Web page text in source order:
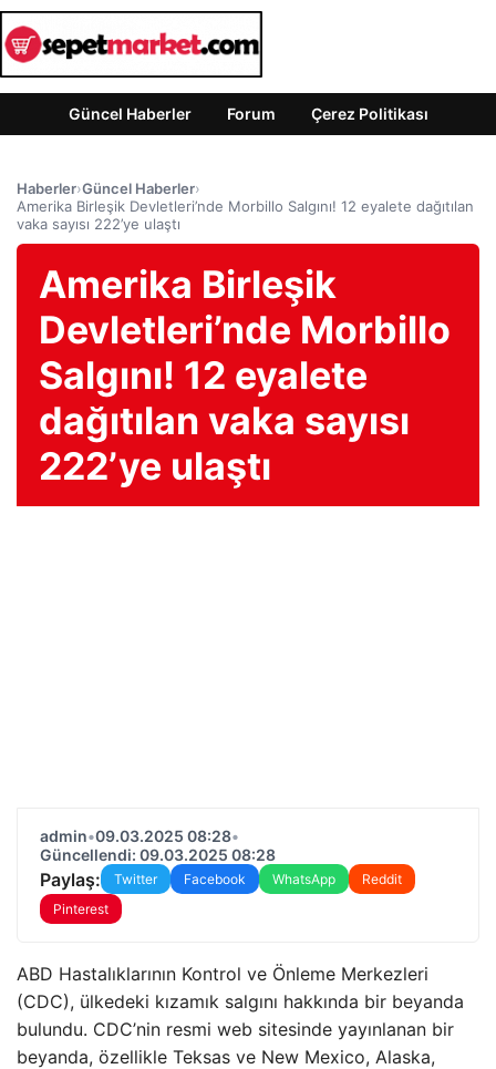
Güncel Haberler Forum Çerez Politikası
Haberler›Güncel Haberler›
Amerika Birleşik Devletleri’nde Morbillo Salgını! 12 eyalete dağıtılan
vaka sayısı 222’ye ulaştı
Amerika Birleşik
Devletleri’nde Morbillo
Salgını! 12 eyalete
dağıtılan vaka sayısı
222’ye ulaştı
admin•09.03.2025 08:28•
Güncellendi: 09.03.2025 08:28
Paylaş: Twitter Facebook WhatsApp
Reddit
Pinterest
ABD Hastalıklarının Kontrol ve Önleme Merkezleri
(CDC), ülkedeki kızamık salgını hakkında bir beyanda
bulundu. CDC’nin resmi web sitesinde yayınlanan bir
beyanda, özellikle Teksas ve New Mexico, Alaska,